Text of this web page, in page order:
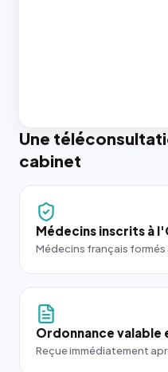
Une
cabinet
Médecins inscrits à
Médecins français
Ordonnance valable
Reçue immédiatement